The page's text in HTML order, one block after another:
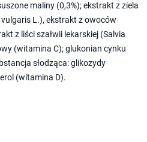
maliny (0,3%); ekstrakt z ziela
L.), ekstrakt z owoców
z liści szałwii lekarskiej (Salvia
(witamina C); glukonian cynku
słodząca: glikozydy
(witamina D).